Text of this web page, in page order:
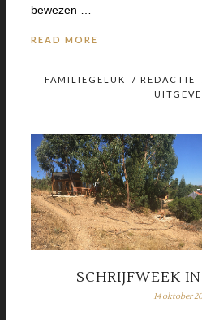
bewezen …
READ MORE
FAMILIEGELUK / REDACTIE
SCHRIJFWEEK
14 oktober